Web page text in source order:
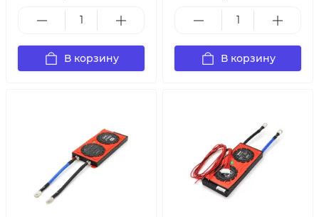
В корзину В корзину